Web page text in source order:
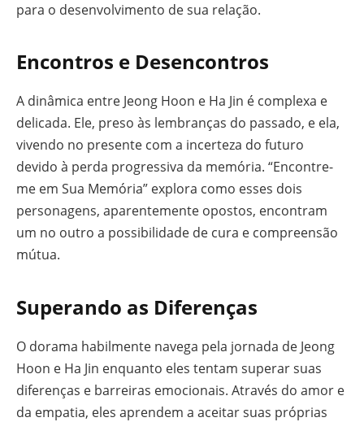
para o desenvolvimento de sua relação.
Encontros e Desencontros
A dinâmica entre Jeong Hoon e Ha Jin é complexa e
delicada. Ele, preso às lembranças do passado, e ela,
vivendo no presente com a incerteza do futuro
devido à perda progressiva da memória. “Encontre-
me em Sua Memória” explora como esses dois
personagens, aparentemente opostos, encontram
um no outro a possibilidade de cura e compreensão
mútua.
Superando as Diferenças
O dorama habilmente navega pela jornada de Jeong
Hoon e Ha Jin enquanto eles tentam superar suas
diferenças e barreiras emocionais. Através do amor e
da empatia, eles aprendem a aceitar suas próprias